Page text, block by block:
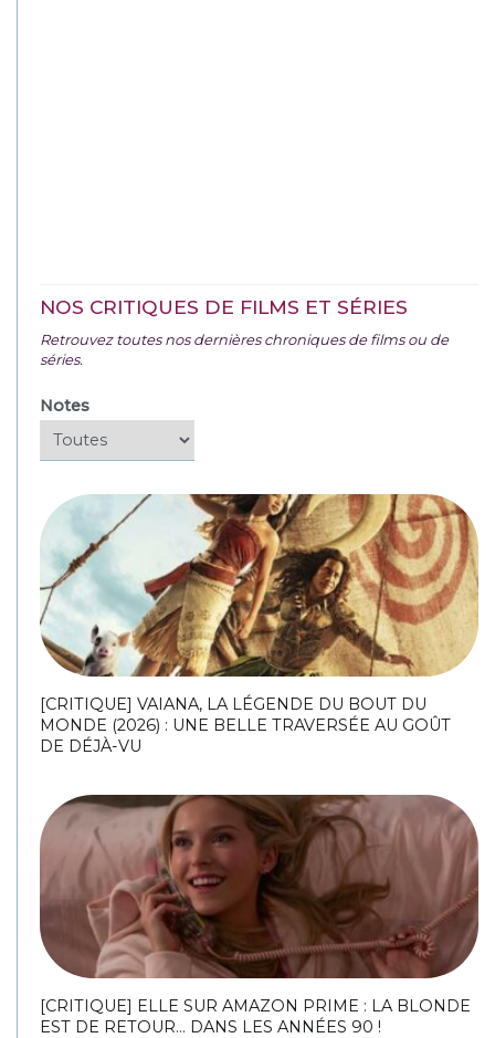
NOS CRITIQUES DE FILMS ET SÉRIES
Retrouvez toutes nos dernières chroniques de films ou de
séries.
Notes
[CRITIQUE] VAIANA, LA LÉGENDE DU BOUT DU
MONDE (2026) : UNE BELLE TRAVERSÉE AU GOÛT
DE DÉJÀ-VU
[CRITIQUE] ELLE SUR AMAZON PRIME : LA BLONDE
EST DE RETOUR… DANS LES ANNÉES 90 !